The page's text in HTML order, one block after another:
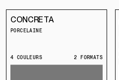
CONCRETA
PORCELAINE
4 COULEURS 2 FORMATS